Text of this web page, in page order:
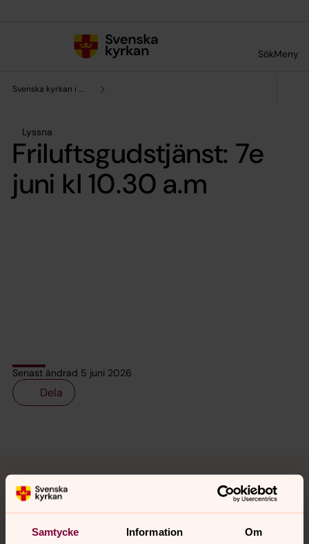
Samtycke Information Om
SökMeny
Svenska kyrkan i Washington DC
Lyssna
Friluftsgudstjänst: 7e
juni kl 10.30 a.m
Senast ändrad 5 juni 2026
Dela
Kontakt